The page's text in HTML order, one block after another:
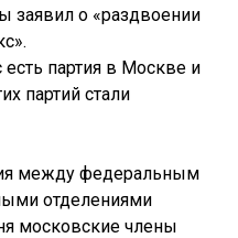
заявил о «раздвоении
есть партия в Москве и
партий стали
между федеральным
отделениями
московские члены